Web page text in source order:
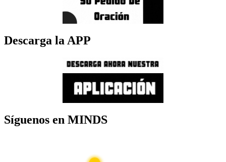
Descarga la APP
Síguenos en MINDS